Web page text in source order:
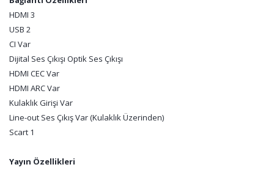
HDMI 3
USB 2
CI Var
Dijital Ses Çıkışı Optik Ses Çıkışı
HDMI CEC Var
HDMI ARC Var
Kulaklık Girişi Var
Line-out Ses Çıkış Var (Kulaklık Üzerinden)
Scart 1
Yayın Özellikleri